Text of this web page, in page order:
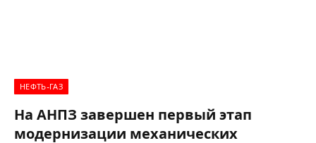
НЕФТЬ-ГАЗ
На АНПЗ завершен первый этап
модернизации механических